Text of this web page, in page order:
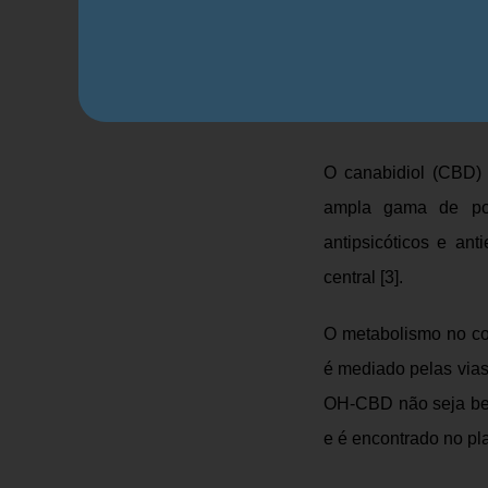
Nesse sentido,
O canabidiol
ampla gama de
antipsicóticos e
central [3].
O metabolismo no
é mediado pelas
OH-CBD não seja
e é encontrado no